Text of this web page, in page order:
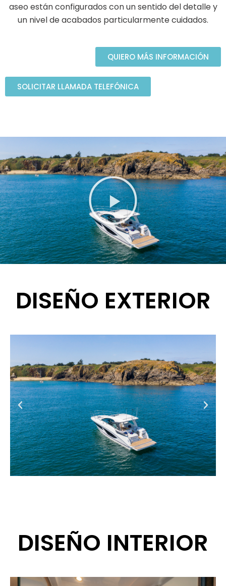
aseo están configurados con un sentido del detalle y
un nivel de acabados particularmente cuidados.
QUIERO MÁS INFORMACIÓN
SOLICITAR LLAMADA TELEFÓNICA
DISEÑO EXTERIOR
DISEÑO INTERIOR